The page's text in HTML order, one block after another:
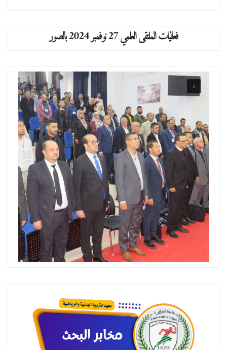
فعاليات الملتقى العلمي 27 نوفمبر 2024 بالصور